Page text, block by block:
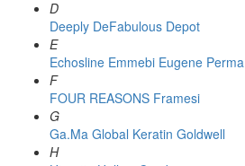
D
Deeply DeFabulous Depot
E
Echosline Emmebi Eugene Perma
F
FOUR REASONS Framesi
G
Ga.Ma Global Keratin Goldwell
H